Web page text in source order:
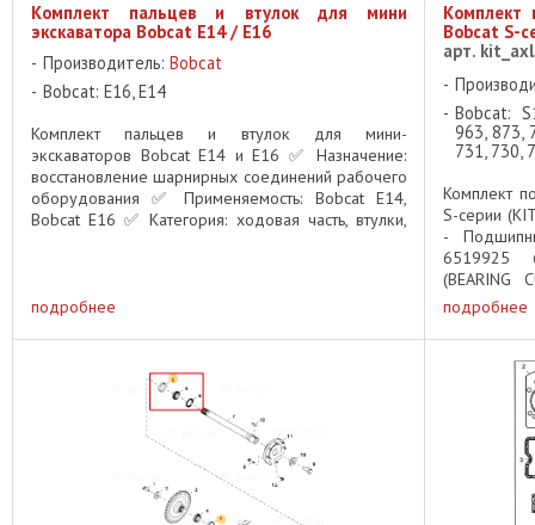
Комплект пальцев и втулок для мини
экскаватора Bobcat E14 / E16
Производитель: Bobcat
Bobcat: E16, E14
Комплект пальцев и втулок для мини-
экскаваторов Bobcat E14 и E16 ✅ Назначение:
восстановление шарнирных соединений рабочего
оборудования ✅ Применяемость: Bobcat E14,
Bobcat E16 ✅ Категория: ходовая часть, втулки,
подробнее
Комплект
Bobcat S-
арт.
Bobcat:
963, 873,
731, 730,
Комплект
S-серии
-
6519925
(BEARING
Сальник
подробнее